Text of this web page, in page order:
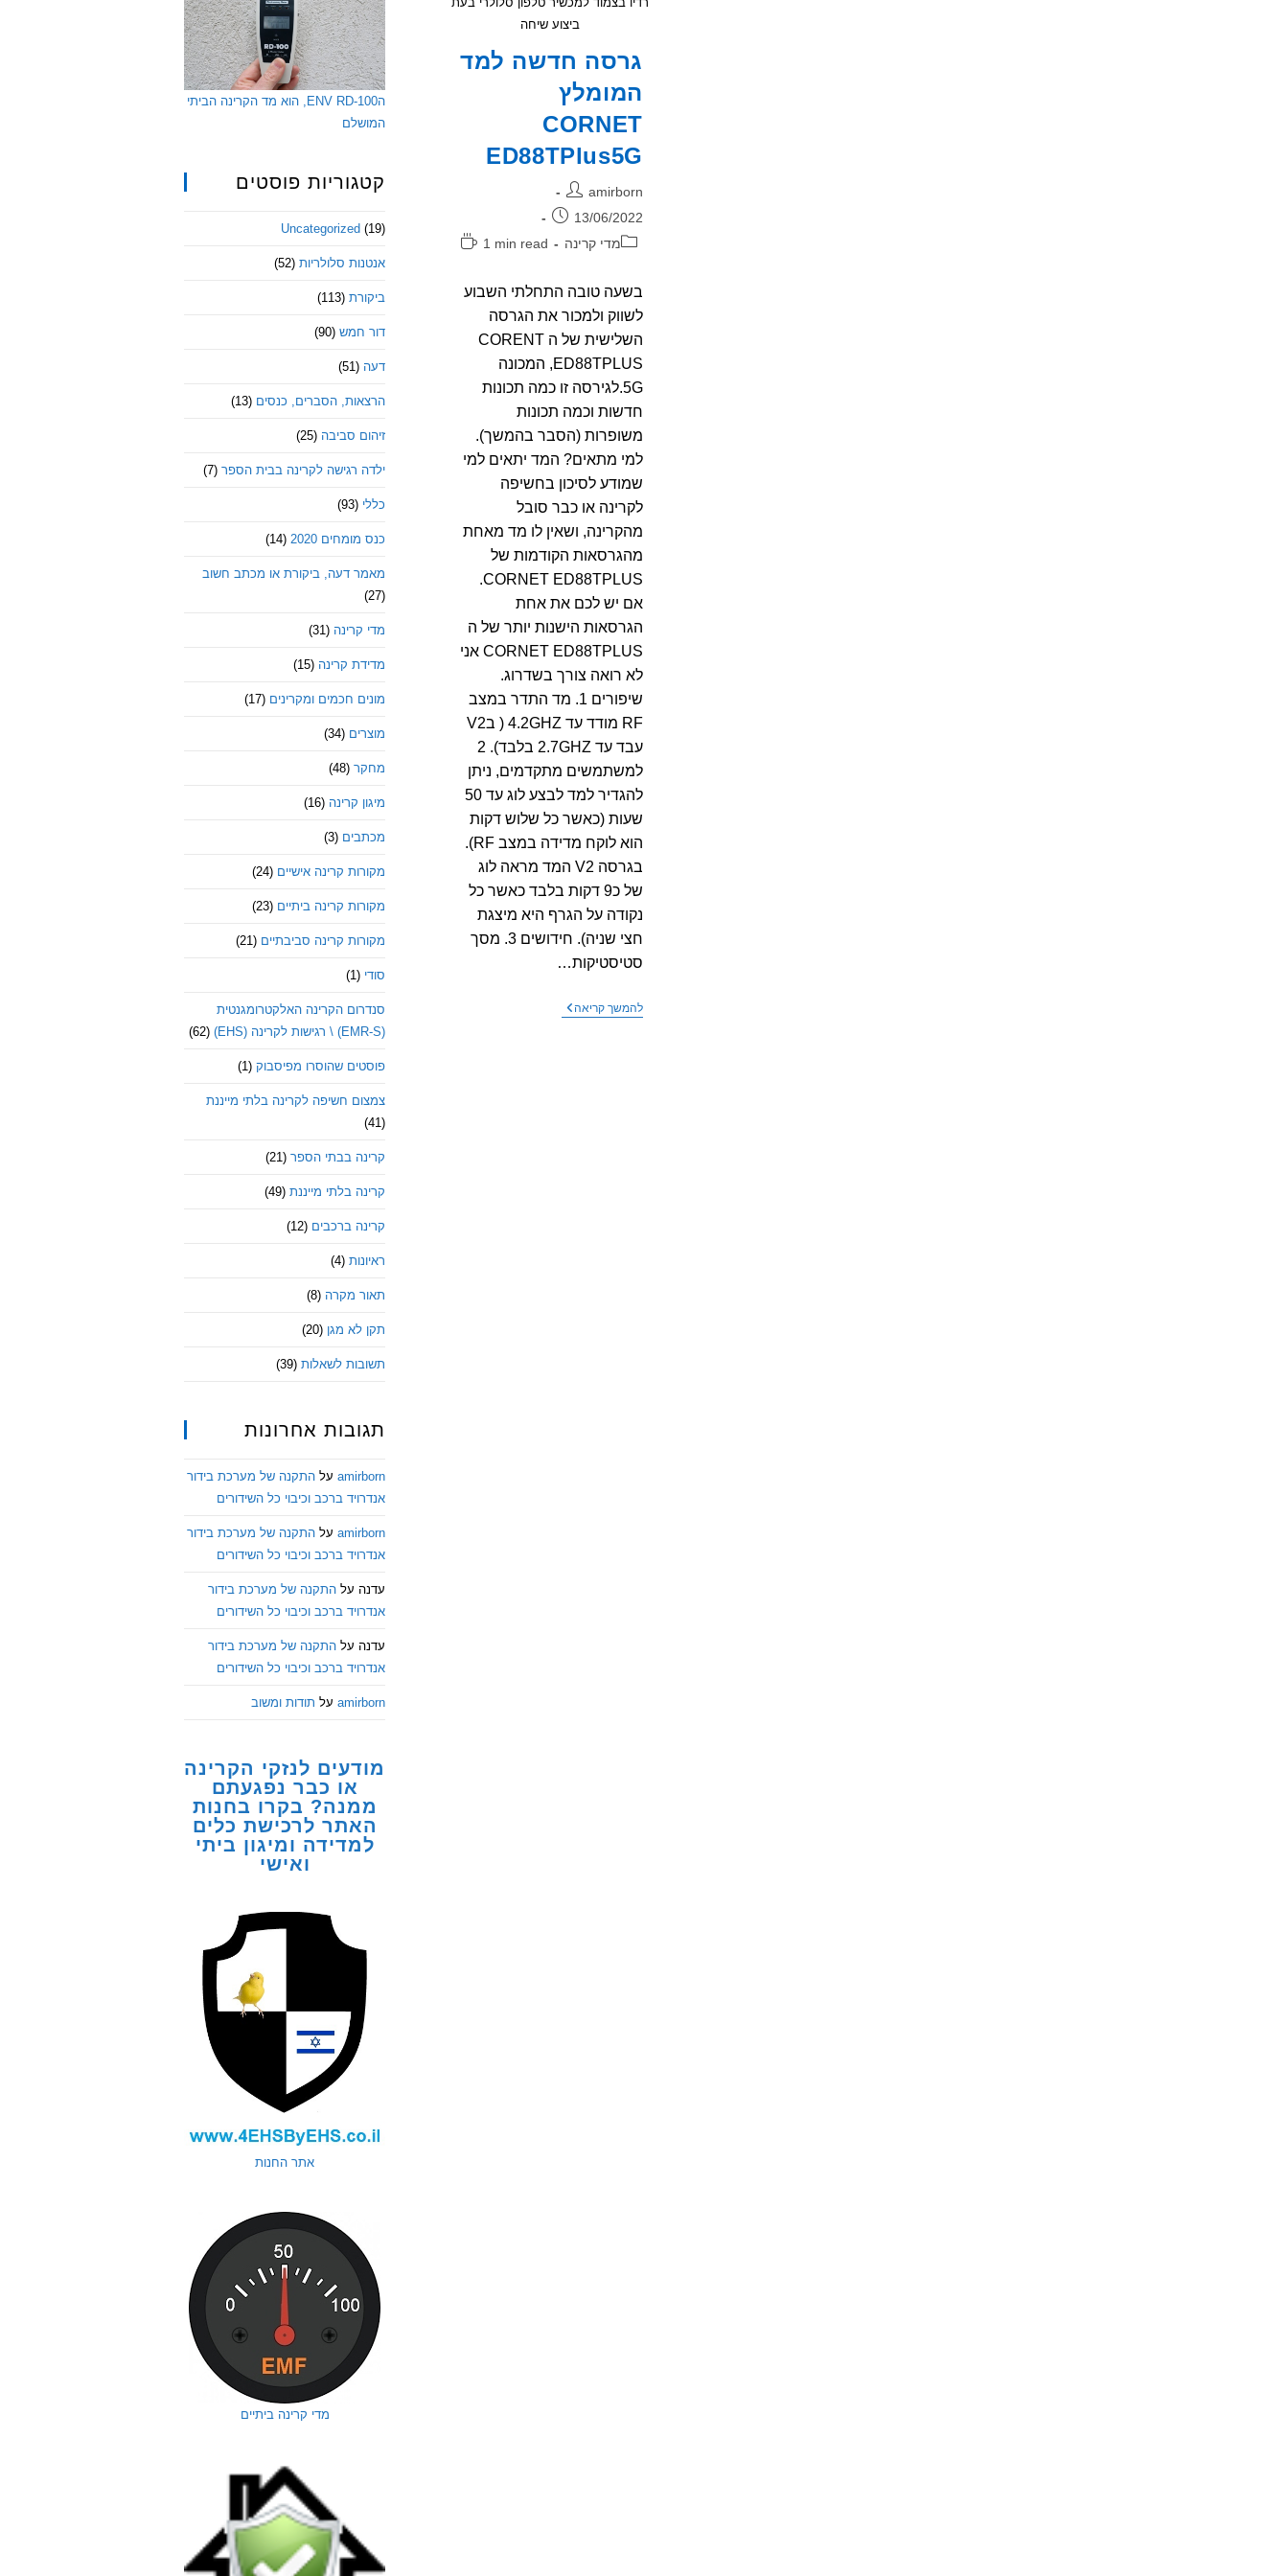
הENV RD-100, הוא מד הקרינה הביתי
המושלם
קטגוריות פוסטים
Uncategorized (19)
אנטנות סלולריות (52)
ביקורת (113)
דור חמש (90)
דעה (51)
הרצאות, הסברים, כנסים (13)
זיהום סביבה (25)
ילדה רגישה לקרינה בבית הספר (7)
כללי (93)
כנס מומחים 2020 (14)
מאמר דעה, ביקורת או מכתב חשוב
(27)
מדי קרינה (31)
מדידת קרינה (15)
מונים חכמים ומקרינים (17)
מוצרים (34)
מחקר (48)
מיגון קרינה (16)
מכתבים (3)
מקורות קרינה אישיים (24)
מקורות קרינה ביתיים (23)
מקורות קרינה סביבתיים (21)
סודי (1)
סנדרום הקרינה האלקטרומגנטית
(EMR-S) \ רגישות לקרינה (EHS)
(62)
פוסטים שהוסרו מפיסבוק (1)
צמצום חשיפה לקרינה בלתי מייננת
(41)
קרינה בבתי הספר (21)
קרינה בלתי מייננת (49)
קרינה ברכבים (12)
ראיונות (4)
תאור מקרה (8)
תקן לא מגן (20)
תשובות לשאלות (39)
תגובות אחרונות
amirborn על התקנה של מערכת בידור
אנדרויד ברכב וכיבוי כל השידורים
amirborn על התקנה של מערכת בידור
אנדרויד ברכב וכיבוי כל השידורים
עדנה על התקנה של מערכת בידור
אנדרויד ברכב וכיבוי כל השידורים
עדנה על התקנה של מערכת בידור
אנדרויד ברכב וכיבוי כל השידורים
amirborn על תודות ומשוב
מודעים לנזקי הקרינה
או כבר נפגעתם
ממנה? בקרו בחנות
האתר לרכישת כלים
למדידה ומיגון ביתי
ואישי
אתר החנות
מדי קרינה ביתיים
ביצוע שיחה
גרסה חדשה למד
המומלץ
CORNET
ED88TPlus5G
מחבר:
amirborn
פורסם:
13/06/2022
קטגוריה:
מדי קרינה
זמן
1 min read
בשעה טובה התחלתי השבוע
לשווק ולמכור את הגרסה
השלישית של ה CORENT
ED88TPLUS, המכונה
5G.לגירסה זו כמה תכונות
חדשות וכמה תכונות
משופרות (הסבר בהמשך).
למי מתאים? המד יתאים למי
שמודע לסיכון בחשיפה
לקרינה או כבר סובל
מהקרינה, ושאין לו מד מאחת
מהגרסאות הקודמות של
CORNET ED88TPLUS.
אם יש לכם את אחת
הגרסאות הישנות יותר של ה
CORNET ED88TPLUS אני
לא רואה צורך בשדרוג.
שיפורים 1. מד התדר במצב
RF מודד עד 4.2GHZ ( בV2
עבד עד 2.7GHZ בלבד). 2
למשתמשים מתקדמים, ניתן
להגדיר למד לבצע לוג עד 50
שעות (כאשר כל שלוש דקות
הוא לוקח מדידה במצב RF).
בגרסה V2 המד מראה לוג
של כ9 דקות בלבד כאשר כל
נקודה על הגרף היא מיצגת
חצי שניה). חידושים 3. מסך
סטיסטיקות…
להמשך קריאהגרסה